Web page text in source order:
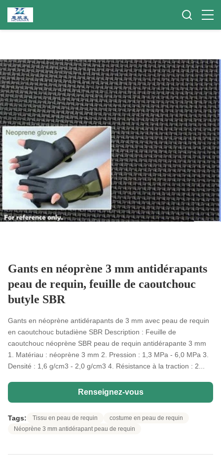
Gants en néoprène 3 mm antidérapants
peau de requin, feuille de caoutchouc
butyle SBR
Gants en néoprène antidérapants de 3 mm avec peau de requin
en caoutchouc butadiène SBR Description : Feuille de
caoutchouc néoprène SBR peau de requin antidérapante 3 mm
1. Matériau : néoprène 3 mm 2. Pression : 1,3 MPa - 6,0 MPa 3.
Densité : 1,6 g/cm3 - 2,0 g/cm3 4. Résistance à la traction : 2...
Renseignez-vous
Tags: Tissu en peau de requin
costume en peau de requin
Néoprène 3 mm antidérapant peau de requin